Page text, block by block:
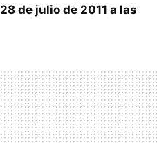
28 de julio de 2011 a las